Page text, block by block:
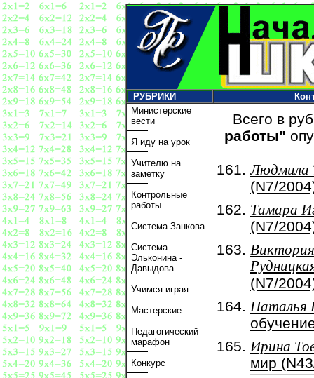
РУБРИКИ
Министерские
вести
Я иду на урок
Учителю на
заметку
Контрольные
работы
Система Занкова
Система
Эльконина -
Давыдова
Учимся играя
Мастерские
Педагогический
марафон
Конкурс
Всего в
работы"
Людмила
(N7/
Тамара
(N7/
Виктория
(N7/
Наталья
Ирина
мир